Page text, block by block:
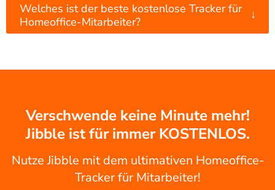
Welches ist der beste kostenlose Tracker für
Homeoffice-Mitarbeiter?
↓
Verschwende keine Minute mehr!
Jibble ist für immer KOSTENLOS.
Nutze Jibble mit dem ultimativen Homeoffice-
Tracker für Mitarbeiter!